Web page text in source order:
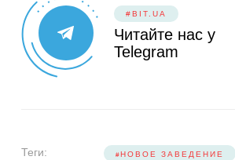
#BIT.UA
Читайте нас у
Telegram
Теги: НОВОЕ ЗАВЕДЕНИЕ